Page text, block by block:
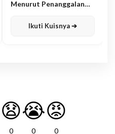
Menurut Penanggalan
Ikuti Kuisnya ➔
😧
0
😭
0
😡
0